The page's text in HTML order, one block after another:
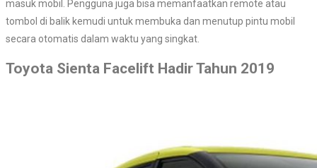
masuk mobil. Pengguna juga bisa memanfaatkan remote atau
tombol di balik kemudi untuk membuka dan menutup pintu mobil
secara otomatis dalam waktu yang singkat.
Toyota Sienta Facelift Hadir Tahun 2019